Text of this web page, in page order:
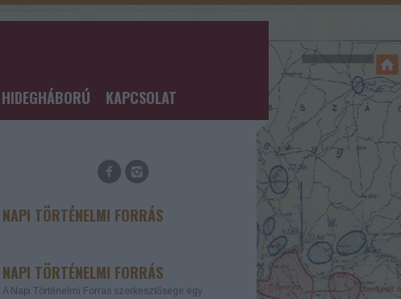
HIDEGHÁBORÚ KAPCSOLAT
NAPI TÖRTÉNELMI FORRÁS
NAPI TÖRTÉNELMI FORRÁS
A Napi Történelmi Forrás szerkesztősége egy